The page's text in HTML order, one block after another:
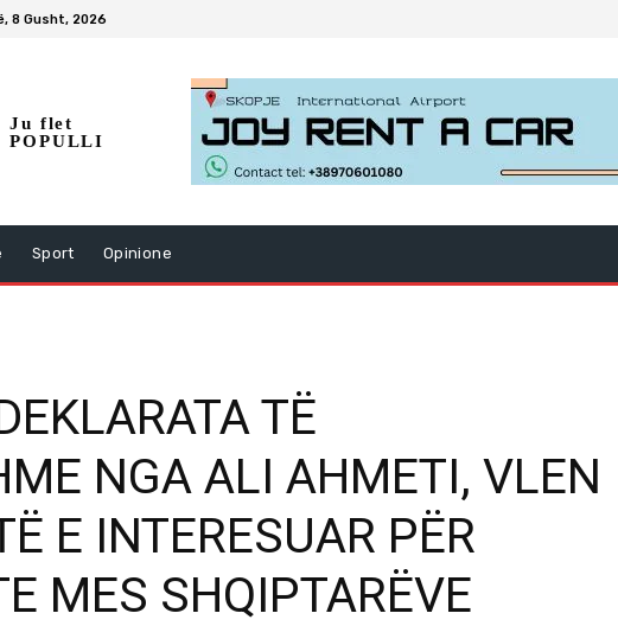
8 Gusht, 2026
Ju flet
POPULLI
Sport Opinione
TË
NGA ALI AHMETI, VLEN
E INTERESUAR PËR
MES SHQIPTARËVE